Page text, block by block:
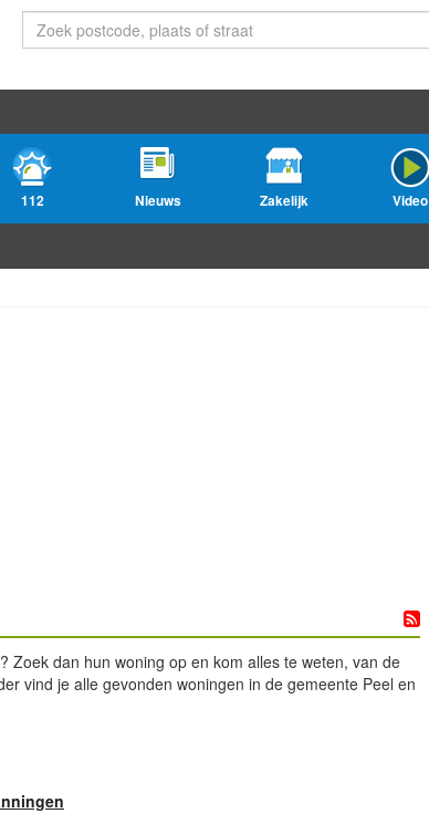
112 Nieuws Zakelijk Video
Zoek dan hun woning op en kom alles te weten, van de
vind je alle gevonden woningen in de gemeente Peel en